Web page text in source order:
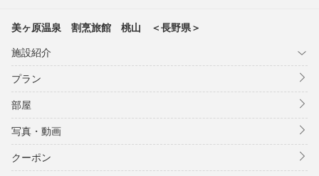
美ヶ原温泉 割烹旅館 桃山 ＜長野県＞
施設紹介
プラン
部屋
写真・動画
クーポン